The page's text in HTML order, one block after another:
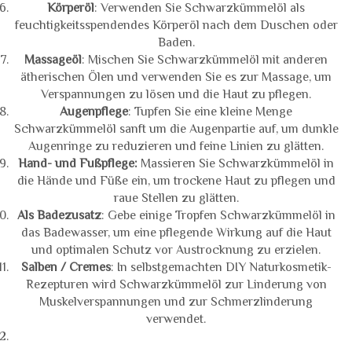
Körperöl: Verwenden Sie Schwarzkümmelöl als
feuchtigkeitsspendendes Körperöl nach dem Duschen oder
Baden.
Massageöl: Mischen Sie Schwarzkümmelöl mit anderen
ätherischen Ölen und verwenden Sie es zur Massage, um
Verspannungen zu lösen und die Haut zu pflegen.
Augenpflege: Tupfen Sie eine kleine Menge
Schwarzkümmelöl sanft um die Augenpartie auf, um dunkle
Augenringe zu reduzieren und feine Linien zu glätten.
Hand- und Fußpflege: Massieren Sie Schwarzkümmelöl in
die Hände und Füße ein, um trockene Haut zu pflegen und
raue Stellen zu glätten.
Als Badezusatz: Gebe einige Tropfen Schwarzkümmelöl in
das Badewasser, um eine pflegende Wirkung auf die Haut
und optimalen Schutz vor Austrocknung zu erzielen.
Salben / Cremes: In selbstgemachten DIY Naturkosmetik-
Rezepturen wird Schwarzkümmelöl zur Linderung von
Muskelverspannungen und zur Schmerzlinderung
verwendet.